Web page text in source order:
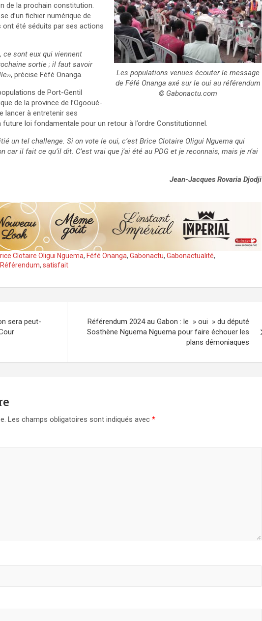
Les populations venues écouter le message
de Féfé Onanga axé sur le oui au référendum
© Gabonactu.com
de la prochain constitution.
d’un fichier numérique de
ont été séduits par ses actions
ce sont eux qui viennent
sortie ; il faut savoir
, précise Féfé Onanga.
de Port-Gentil
de la province de l’Ogooué-
lancer à entretenir ses
loi fondamentale pour un retour à l’ordre Constitutionnel.
un tel challenge. Si on vote le oui, c’est Brice Clotaire Oligui Nguema qui
car il fait ce qu’il dit. C’est vrai que j’ai été au PDG et je reconnais, mais je n’ai
Jean-Jacques Rovaria Djodji
Clotaire Oligui Nguema, Féfé Onanga, Gabonactu, Gabonactualité,
Référendum, satisfait
sera peut-
Référendum 2024 au Gabon : le » oui » du député
Sosthène Nguema Nguema pour faire échouer les
plans démoniaques
Les champs obligatoires sont indiqués avec *